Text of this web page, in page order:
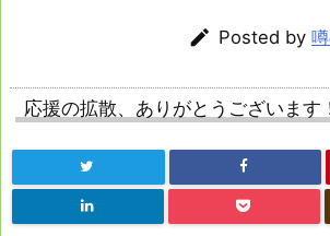
 Posted by
応援の拡散、ありがとうございます